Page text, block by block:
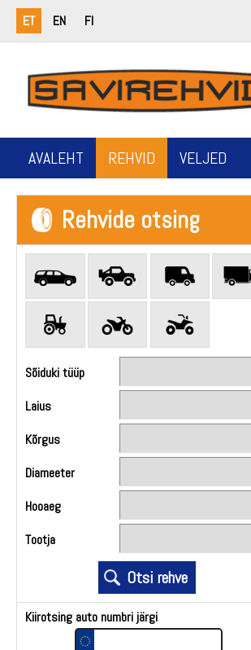
ET EN FI
AVALEHT REHVID VELJED
Rehvide otsing
Sõiduki tüüp
Laius
Kõrgus
Diameeter
Hooaeg
Tootja
Kiirotsing auto numbri järgi